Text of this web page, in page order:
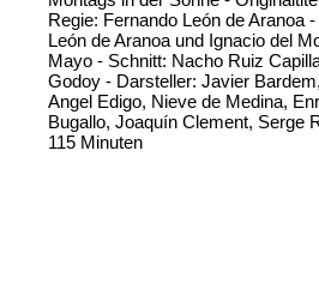
Regie: Fernando León de Aranoa
León de Aranoa und Ignacio del
Mayo - Schnitt: Nacho Ruiz
Godoy - Darsteller: Javier
Angel Edigo, Nieve de Medina,
Bugallo, Joaquín Clement, Serge
115 Minuten